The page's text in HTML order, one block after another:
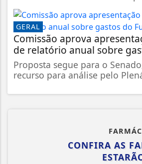
GERAL
Comissão aprova
de relatório anual sobre
Proposta segue para o
recurso para análise pelo
CONFIRA AS